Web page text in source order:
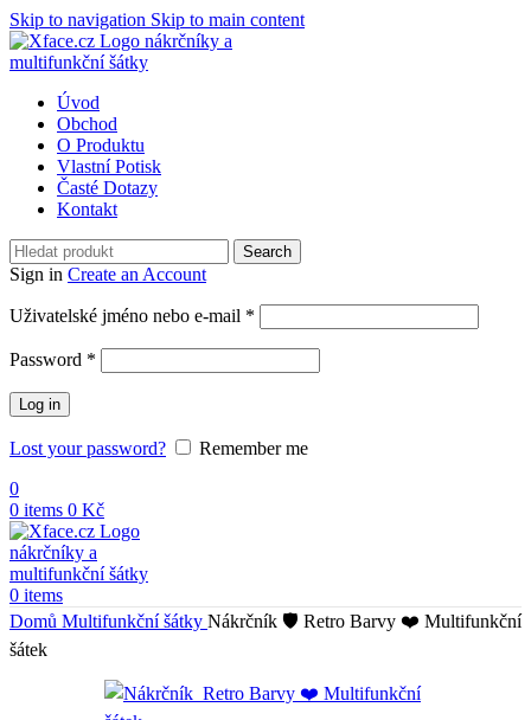
Skip to navigation Skip to main content
Úvod
Obchod
O Produktu
Vlastní Potisk
Časté Dotazy
Kontakt
Search
Sign in Create an Account
Uživatelské jméno nebo e-mail *
Password *
Log in
Lost your password?
Remember me
0
0 items 0 Kč
0 items
Domů Multifunkční šátky Nákrčník 🛡️ Retro Barvy ❤️ Multifunkční
šátek